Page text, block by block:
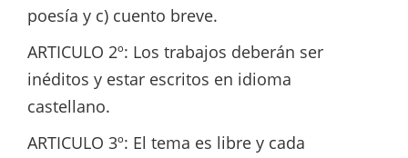
poesía y c) cuento breve.
ARTICULO 2º: Los trabajos deberán ser
inéditos y estar escritos en idioma
castellano.
ARTICULO 3º: El tema es libre y cada